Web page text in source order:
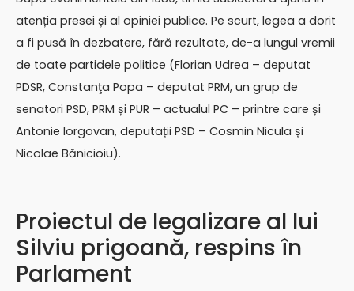
atenția presei și al opiniei publice. Pe scurt, legea a dorit
a fi pusă în dezbatere, fără rezultate, de-a lungul vremii
de toate partidele politice (Florian Udrea – deputat
PDSR, Constanţa Popa – deputat PRM, un grup de
senatori PSD, PRM și PUR – actualul PC – printre care și
Antonie Iorgovan, deputații PSD – Cosmin Nicula și
Nicolae Bănicioiu).
Proiectul de legalizare al lui
Silviu prigoană, respins în
Parlament